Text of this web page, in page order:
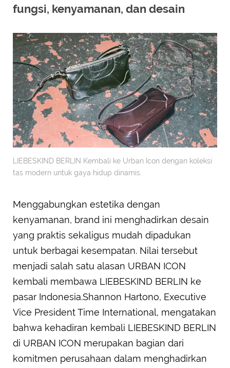
fungsi, kenyamanan, dan desain
LIEBESKIND BERLIN Kembali ke Urban Icon dengan koleksi
tas modern untuk gaya hidup dinamis.
Menggabungkan estetika dengan
kenyamanan, brand ini menghadirkan desain
yang praktis sekaligus mudah dipadukan
untuk berbagai kesempatan. Nilai tersebut
menjadi salah satu alasan URBAN ICON
kembali membawa LIEBESKIND BERLIN ke
pasar Indonesia.Shannon Hartono, Executive
Vice President Time International, mengatakan
bahwa kehadiran kembali LIEBESKIND BERLIN
di URBAN ICON merupakan bagian dari
komitmen perusahaan dalam menghadirkan